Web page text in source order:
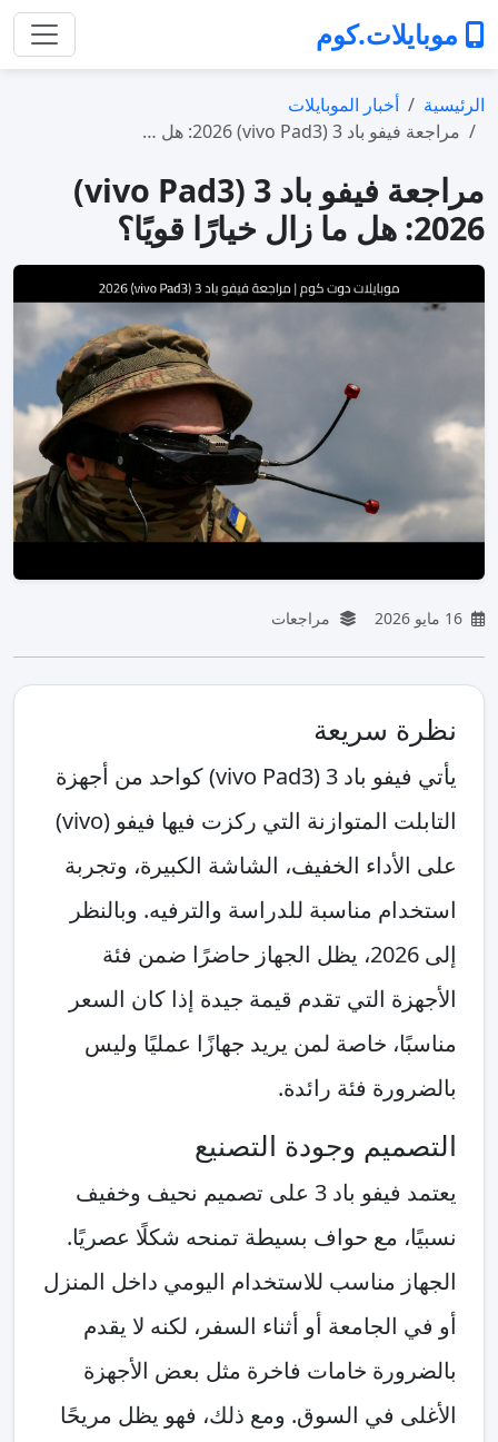
موبايلات.كوم
الرئيسية
أخبار الموبايلات
مراجعة فيفو باد 3 (vivo Pad3) 2026: هل …
مراجعة فيفو باد 3 (vivo Pad3)
2026: هل ما زال خيارًا قويًا؟
مراجعات
نظرة سريعة
يأتي فيفو باد 3 (vivo Pad3) كواحد من أجهزة
التابلت المتوازنة التي ركزت فيها فيفو (vivo)
على الأداء الخفيف، الشاشة الكبيرة، وتجربة
استخدام مناسبة للدراسة والترفيه. وبالنظر
إلى 2026، يظل الجهاز حاضرًا ضمن فئة
الأجهزة التي تقدم قيمة جيدة إذا كان السعر
مناسبًا، خاصة لمن يريد جهازًا عمليًا وليس
بالضرورة فئة رائدة.
التصميم وجودة التصنيع
يعتمد فيفو باد 3 على تصميم نحيف وخفيف
نسبيًا، مع حواف بسيطة تمنحه شكلًا عصريًا.
الجهاز مناسب للاستخدام اليومي داخل المنزل
أو في الجامعة أو أثناء السفر، لكنه لا يقدم
بالضرورة خامات فاخرة مثل بعض الأجهزة
الأغلى في السوق. ومع ذلك، فهو يظل مريحًا